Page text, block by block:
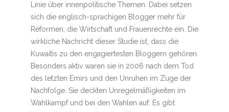
Linie über innenpolitische Themen. Dabei setzen
sich die englisch-sprachigen Blogger mehr für
Reformen, die Wirtschaft und Frauenrechte ein. Die
wirkliche Nachricht dieser Studie ist, dass die
Kuwaitis zu den engagiertesten Bloggern gehören.
Besonders aktiv waren sie in 2006 nach dem Tod
des letzten Emirs und den Unruhen im Zuge der
Nachfolge. Sie deckten Unregelmäßigkeiten im
Wahlkampf und bei den Wahlen auf. Es gibt